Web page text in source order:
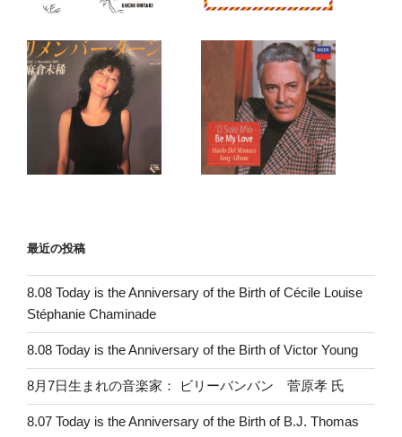
最近の投稿
8.08 Today is the Anniversary of the Birth of Cécile Louise
Stéphanie Chaminade
8.08 Today is the Anniversary of the Birth of Victor Young
8月7日生まれの音楽家： ビリーバンバン 菅原孝 氏
8.07 Today is the Anniversary of the Birth of B.J. Thomas